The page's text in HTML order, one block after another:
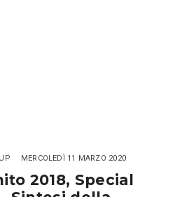
MERCOLEDÌ 11 MARZO 2020
2018, Special